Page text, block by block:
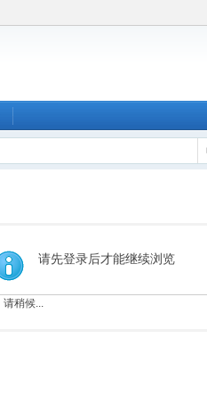
请先登录后才能继续浏览
请稍候...